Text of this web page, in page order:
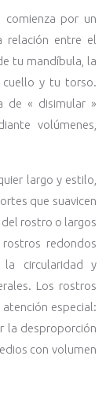
por un
relación entre el
tu mandíbula, la
y tu torso.
de « disimular »
volúmenes,
largo y estilo,
que suavicen
rostro o largos
redondos
la circularidad y
Los rostros
especial:
la desproporción
con volumen